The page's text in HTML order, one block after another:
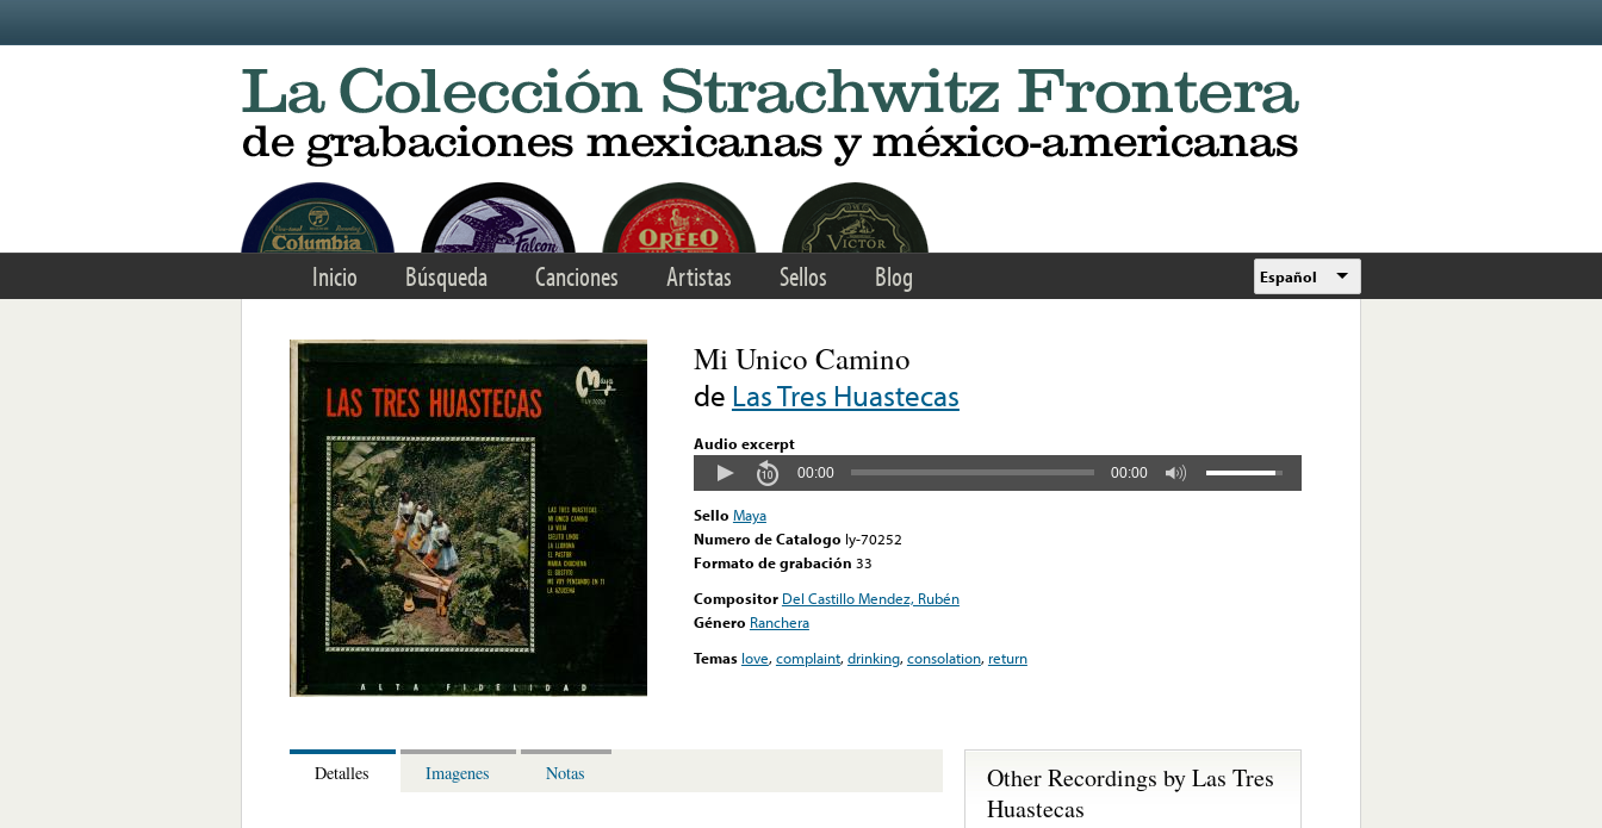
Inicio Búsqueda Canciones Artistas Sellos Blog Español
Mi Unico Camino
de Las Tres Huastecas
Audio excerpt
00:00 00:00
Sello Maya
Numero de Catalogo ly-70252
Formato de grabación 33
Compositor Del Castillo Mendez, Rubén
Género Ranchera
Temas love,complaint,drinking,consolation, return
Detalles Imagenes Notas
Other Recordings by Las Tres
Huastecas